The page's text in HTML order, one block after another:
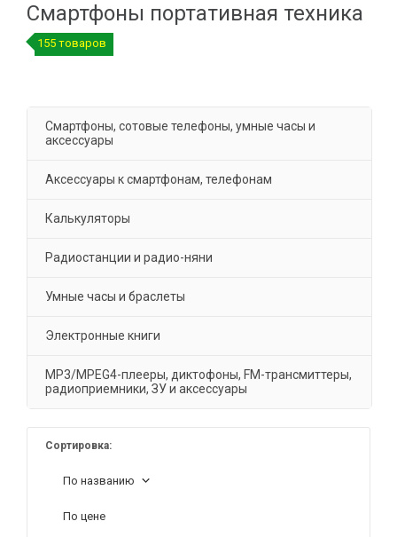
Смартфоны портативная техника
155 товаров
Смартфоны, сотовые телефоны, умные часы и
аксессуары
Аксессуары к смартфонам, телефонам
Калькуляторы
Радиостанции и радио-няни
Умные часы и браслеты
Электронные книги
MP3/MPEG4-плееры, диктофоны, FM-трансмиттеры,
радиоприемники, ЗУ и аксессуары
Сортировка:
По названию
По цене